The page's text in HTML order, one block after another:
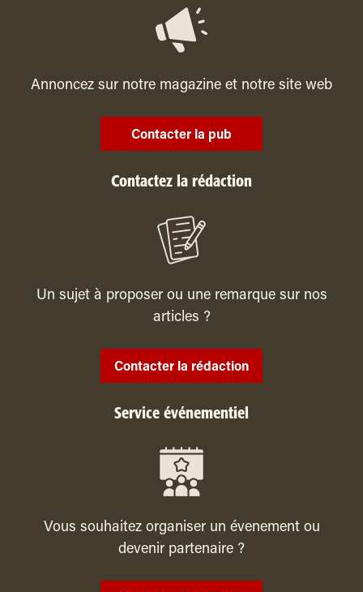
Annoncez sur notre magazine et notre site web
Contacter la pub
Contactez la rédaction
Un sujet à proposer ou une remarque sur nos
articles ?
Contacter la rédaction
Service événementiel
Vous souhaitez organiser un évenement ou
devenir partenaire ?